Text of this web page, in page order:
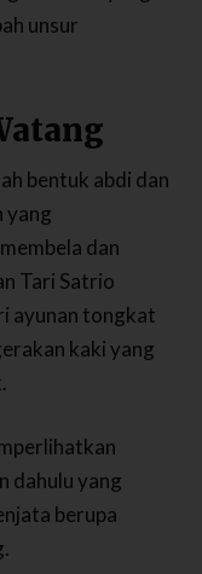
unsur
bentuk abdi dan
yang
dan
Tari Satrio
ayunan tongkat
kaki yang
dahulu yang
berupa